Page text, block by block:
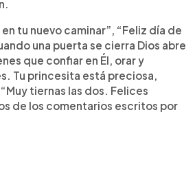
tu nuevo caminar”, “Feliz día de
una puerta se cierra Dios abre
que confiar en Él, orar y
Tu princesita está preciosa,
tiernas las dos. Felices
de los comentarios escritos por